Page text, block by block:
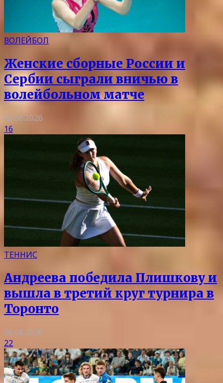
ВОЛЕЙБОЛ
Женские сборные России и
Сербии сыграли вничью в
волейбольном матче
06.08.2026
16
ТЕННИС
Андреева победила Плишкову и
вышла в третий круг турнира в
Торонто
06.08.2026
22